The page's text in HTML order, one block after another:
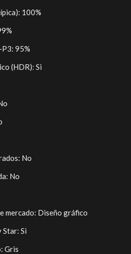
100%
95%
(HDR): Si
No
No
mercado: Diseño gráfico
Si
Gris